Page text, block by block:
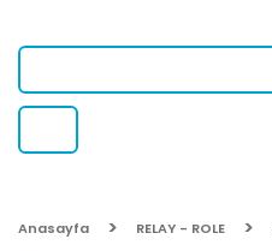
Anasayfa RELAY - ROLE